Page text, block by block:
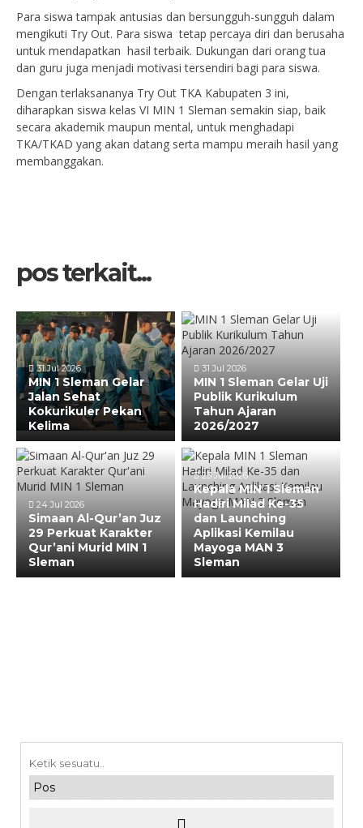
Para siswa tampak antusias dan bersungguh-sungguh dalam
mengikuti Try Out. Para siswa tetap percaya diri dan berusaha
untuk mendapatkan hasil terbaik. Dukungan dari orang tua
dan guru juga menjadi motivasi tersendiri bagi para siswa.
Dengan terlaksananya Try Out TKA Kabupaten 3 ini,
diharapkan siswa kelas VI MIN 1 Sleman semakin siap, baik
secara akademik maupun mental, untuk menghadapi
TKA/TKAD yang akan datang serta mampu meraih hasil yang
membanggakan.
pos terkait...
31 Jul 2026
MIN 1 Sleman Gelar
Jalan Sehat
Kokurikuler Pekan
Kelima
31 Jul 2026
MIN 1 Sleman Gelar Uji
Publik Kurikulum
Tahun Ajaran
2026/2027
24 Jul 2026
Simaan Al-Qur’an Juz
29 Perkuat Karakter
Qur’ani Murid MIN 1
Sleman
23 Jul 2026
Kepala MIN 1 Sleman
Hadiri Milad Ke-35
dan Launching
Aplikasi Kemilau
Mayoga MAN 3
Sleman